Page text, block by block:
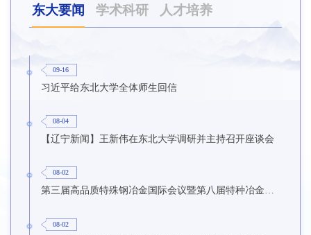
东大要闻 学术科研 人才培养
09-16
习近平给东北大学全体师生回信
08-04
【辽宁新闻】王新伟在东北大学调研并主持召开座谈会
08-02
第三届高品质特殊钢冶金国际会议暨第八届特种冶金技术学术会议在东北大学召开
08-02